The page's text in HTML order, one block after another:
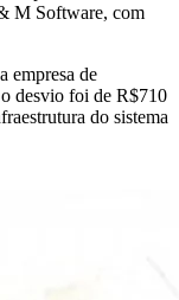
M Software, com
empresa de
desvio foi de R$710
do sistema